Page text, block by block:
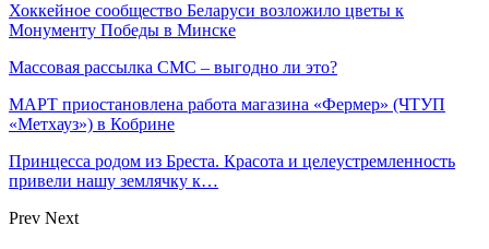
Хоккейное сообщество Беларуси возложило цветы к
Монументу Победы в Минске
Массовая рассылка СМС – выгодно ли это?
МАРТ приостановлена работа магазина «Фермер» (ЧТУП
«Метхауз») в Кобрине
Принцесса родом из Бреста. Красота и целеустремленность
привели нашу землячку к…
Prev Next